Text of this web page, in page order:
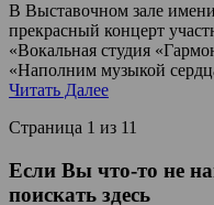
В Выставочном зале
прекрасный концерт
«Вокальная студия
«Наполним музыкой
Читать Далее
Страница 1 из 11
Если Вы что-то не
поискать здесь